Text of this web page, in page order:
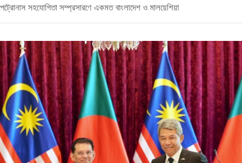
সহযোগিতা সম্প্রসারণে একমত বাংলাদেশ ও মালয়েশিয়া